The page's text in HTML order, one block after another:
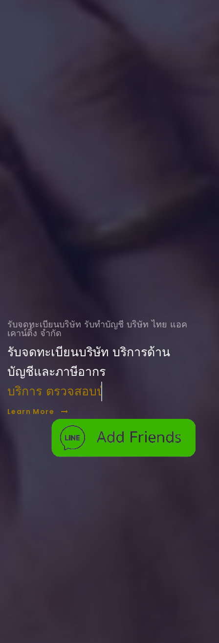
รับจดทะเบียนบริษัท รับทําบัญชี บริษัท ไทย แอค
เคาน์ติ้ง จำกัด
รับจดทะเบียนบริษัท บริการด้าน
บัญชีและภาษีอากร
บริการ ตรวจสอบบัญชี
Learn More